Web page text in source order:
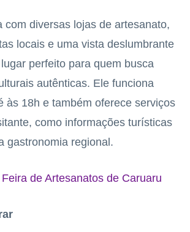
com diversas lojas de artesanato,
locais e uma vista deslumbrante
perfeito para quem busca
autênticas. Ele funciona
às 18h e também oferece serviços
como informações turísticas
gastronomia regional.
Feira de Artesanatos de Caruaru